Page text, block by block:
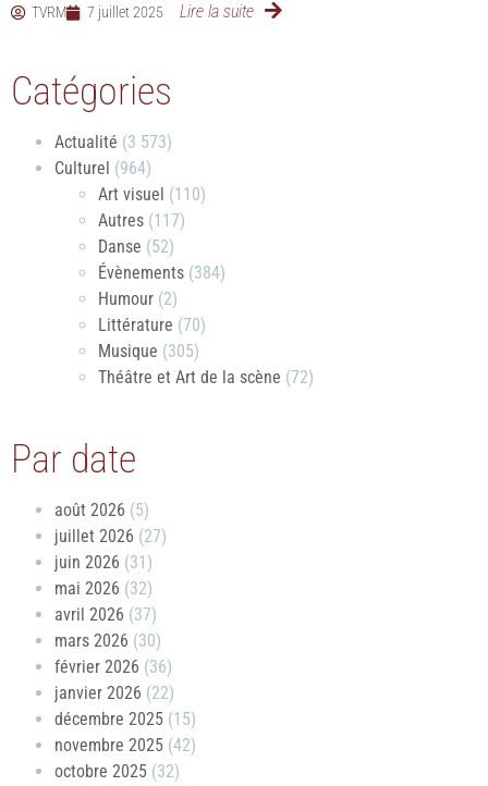
TVRM 7 juillet 2025 Lire la suite
Catégories
Actualité (3 573)
Culturel (964)
Art visuel (110)
Autres (117)
Danse (52)
Évènements (384)
Humour (2)
Littérature (70)
Musique (305)
Théâtre et Art de la scène (72)
Par date
août 2026 (5)
juillet 2026 (27)
juin 2026 (31)
mai 2026 (32)
avril 2026 (37)
mars 2026 (30)
février 2026 (36)
janvier 2026 (22)
décembre 2025 (15)
novembre 2025 (42)
octobre 2025 (32)